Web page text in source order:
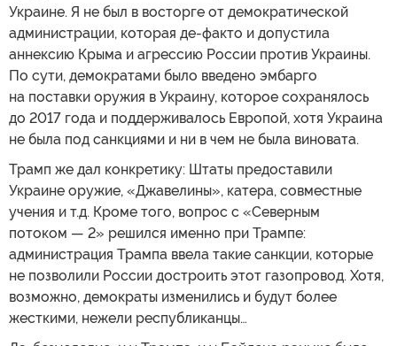
Украине. Я не был в восторге от демократической
администрации, которая де-факто и допустила
аннексию Крыма и агрессию России против Украины.
По сути, демократами было введено эмбарго
на поставки оружия в Украину, которое сохранялось
до 2017 года и поддерживалось Европой, хотя Украина
не была под санкциями и ни в чем не была виновата.
Трамп же дал конкретику: Штаты предоставили
Украине оружие, «Джавелины», катера, совместные
учения и т.д. Кроме того, вопрос с «Северным
потоком — 2» решился именно при Трампе:
администрация Трампа ввела такие санкции, которые
не позволили России достроить этот газопровод. Хотя,
возможно, демократы изменились и будут более
жесткими, нежели республиканцы…